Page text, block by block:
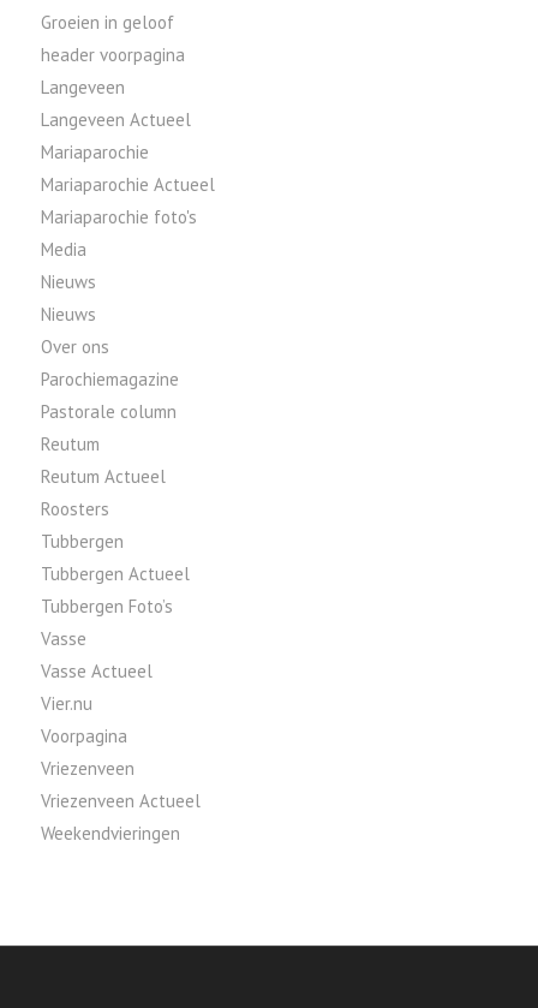
Groeien in geloof
header voorpagina
Langeveen
Langeveen Actueel
Mariaparochie
Mariaparochie Actueel
Mariaparochie foto's
Media
Nieuws
Nieuws
Over ons
Parochiemagazine
Pastorale column
Reutum
Reutum Actueel
Roosters
Tubbergen
Tubbergen Actueel
Tubbergen Foto’s
Vasse
Vasse Actueel
Vier.nu
Voorpagina
Vriezenveen
Vriezenveen Actueel
Weekendvieringen